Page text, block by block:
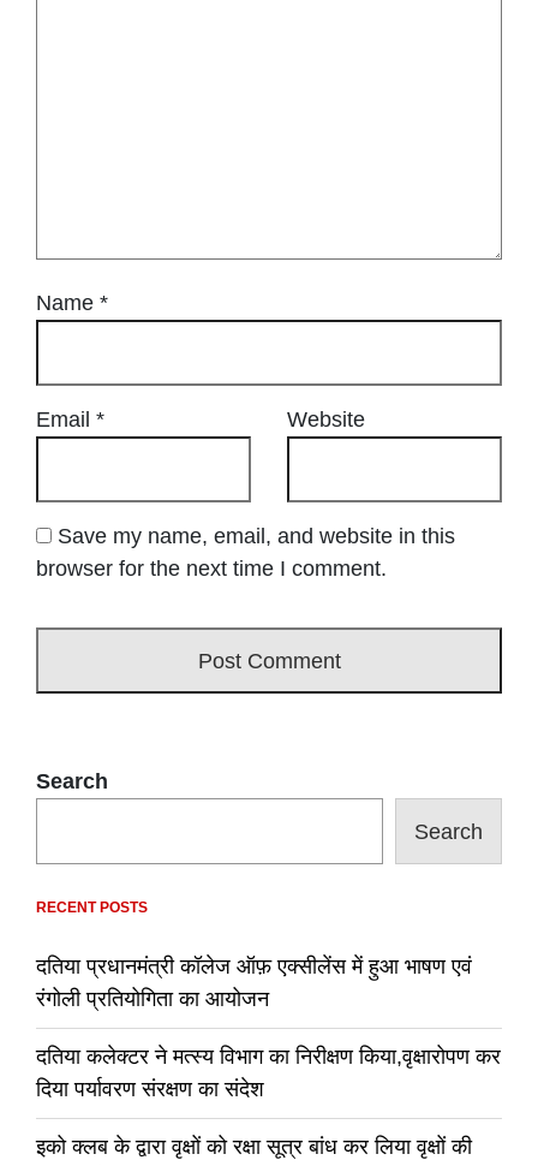
Name *
Email * Website
Save my name, email, and website in this
browser for the next time I comment.
Search
Search
RECENT POSTS
दतिया प्रधानमंत्री कॉलेज ऑफ़ एक्सीलेंस में हुआ भाषण एवं
रंगोली प्रतियोगिता का आयोजन
दतिया कलेक्टर ने मत्स्य विभाग का निरीक्षण किया,वृक्षारोपण कर
दिया पर्यावरण संरक्षण का संदेश
इको क्लब के द्वारा वृक्षों को रक्षा सूत्र बांध कर लिया वृक्षों की